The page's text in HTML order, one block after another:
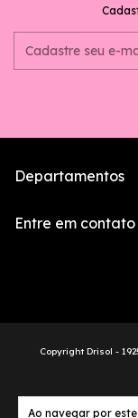
Ao navegar por
Departamentos
Entre em contato
Copyright Drisol -